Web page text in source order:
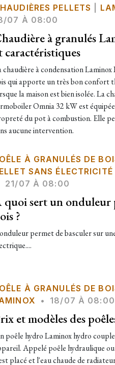
PELLETS
07 À 08:00
à granulés
caractéristiques
chaudière à condensation
qui apporte un très bon confort
la maison est bien isolée. La
Omnia 32 kW est
du pot à combustion. Elle
aucune intervention.
À GRANULÉS DE
SANS ÉLECTRICITÉ
21/07 À 08:00
quoi sert un onduleur
?
permet de basculer sur
À GRANULÉS DE
• 18/07 À 08:00
et modèles des
poêle hydro Laminox hydro
Appelé poêle hydraulique
placé et l'eau chaude de